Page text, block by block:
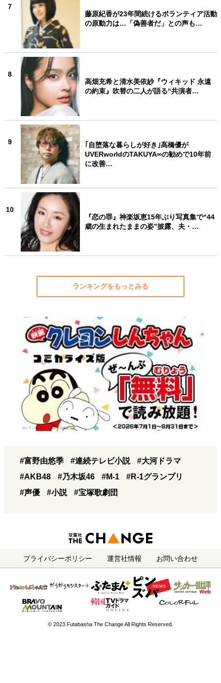
7
藤原紀香が23年間続けるボランティア活動
の原動力は…「偽善者だ」との声も…
8
高畑充希と清水美依紗『ウィキッド 永遠
の約束』吹替の二人が語る“共演者…
9
｢自堕落な暮らしが好き｣高橋優が
UVERworldのTAKUYA∞の勧めで10年前
に改善…
10
『恋の罪』神楽坂恵15年ぶり写真集で“44
歳の生まれたままの姿”披露、夫・…
ランキングをもっとみる
#富野由悠季 #連続テレビ小説
#大河ドラマ
#AKB48
#乃木坂46 #M-1
#R-1グランプリ
#声優
#小説 #宝塚歌劇団
プライバシーポリシー 運営社情報 お問い合わせ
© 2023 Futabasha The Change All Rights Reserved.